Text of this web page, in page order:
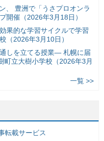
、 豊洲で「うさプロオンラ
開催（2026年3月18日）
果的な学習サイクルで学習
（2026年3月10日）
しを立てる授業— 札幌に届
町立大樹小学校（2026年3月
一覧 >>
転載サービス